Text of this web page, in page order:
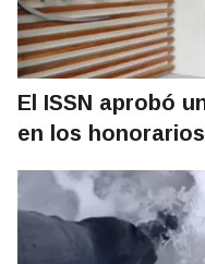
El ISSN aprobó
en los